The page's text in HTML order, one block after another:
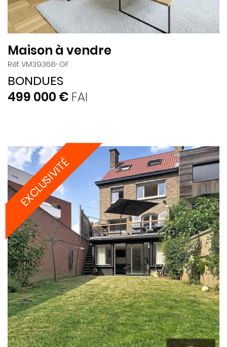
Maison à vendre
Réf. VM39368-GF
BONDUES
499 000 € FAI
EXCLUSIVITÉ